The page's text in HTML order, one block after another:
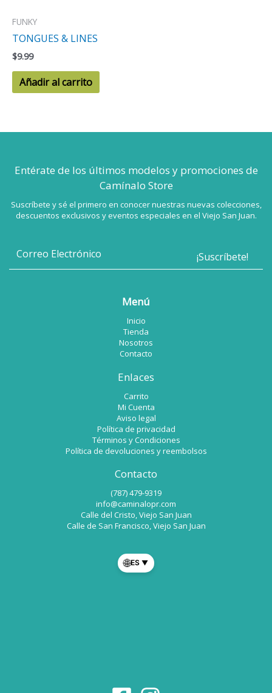
FUNKY
TONGUES & LINES
$9.99
Añadir al carrito
Entérate de los últimos modelos y promociones de
Camínalo Store
Suscríbete y sé el primero en conocer nuestras nuevas colecciones,
descuentos exclusivos y eventos especiales en el Viejo San Juan.
Menú
Inicio
Tienda
Nosotros
Contacto
Enlaces
Carrito
Mi Cuenta
Aviso legal
Política de privacidad
Términos y Condiciones
Política de devoluciones y reembolsos
Contacto
(787) 479-9319
info@caminalopr.com
Calle del Cristo, Viejo San Juan
Calle de San Francisco, Viejo San Juan
🌐ES ▼